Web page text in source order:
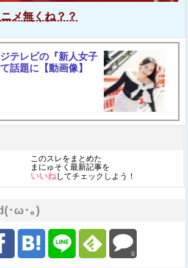
メ無くね？？
テレビの『新人女子
話題に【動画像】
このスレをまとめた
まにゅそく最新記事を
いいねしてチェックしよう！
･ω･｡)
0